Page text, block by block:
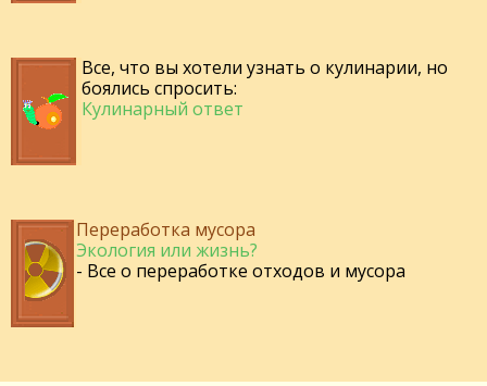
Все, что вы хотели узнать о кулинарии, но
боялись спросить:
Кулинарный ответ
Переработка мусора
Экология или жизнь?
- Все о переработке отходов и мусора